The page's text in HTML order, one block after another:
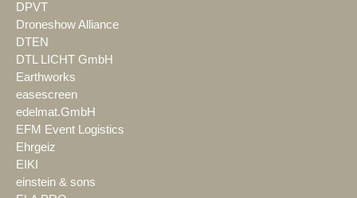
DPVT
Droneshow Alliance
DTEN
DTL LICHT GmbH
Earthworks
easescreen
edelmat.GmbH
EFM Event Logistics
Ehrgeiz
EIKI
einstein & sons